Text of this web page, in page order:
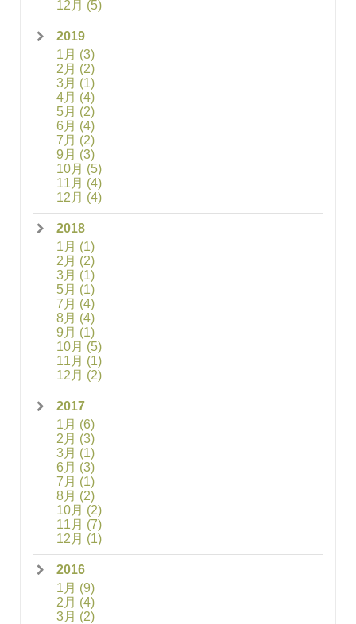
12月 (5)
2019
1月 (3)
2月 (2)
3月 (1)
4月 (4)
5月 (2)
6月 (4)
7月 (2)
9月 (3)
10月 (5)
11月 (4)
12月 (4)
2018
1月 (1)
2月 (2)
3月 (1)
5月 (1)
7月 (4)
8月 (4)
9月 (1)
10月 (5)
11月 (1)
12月 (2)
2017
1月 (6)
2月 (3)
3月 (1)
6月 (3)
7月 (1)
8月 (2)
10月 (2)
11月 (7)
12月 (1)
2016
1月 (9)
2月 (4)
3月 (2)